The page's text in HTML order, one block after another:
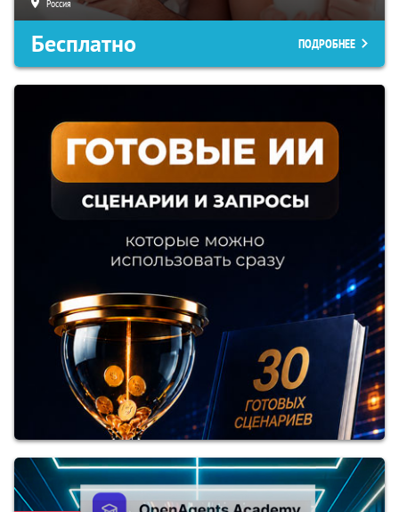
Россия
Бесплатно ПОДРОБНЕЕ